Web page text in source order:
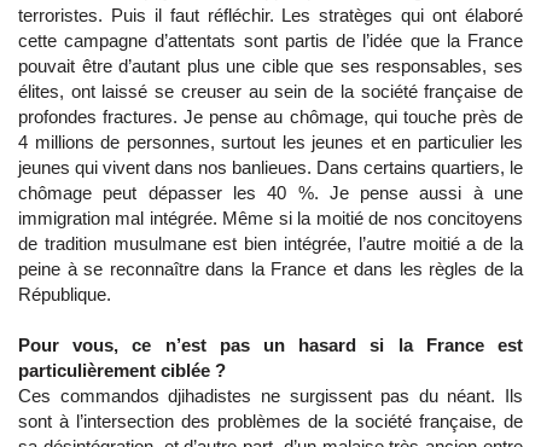
terroristes. Puis il faut réfléchir. Les stratèges qui ont élaboré
cette campagne d’attentats sont partis de l’idée que la France
pouvait être d’autant plus une cible que ses responsables, ses
élites, ont laissé se creuser au sein de la société française de
profondes fractures. Je pense au chômage, qui touche près de
4 millions de personnes, surtout les jeunes et en particulier les
jeunes qui vivent dans nos banlieues. Dans certains quartiers, le
chômage peut dépasser les 40 %. Je pense aussi à une
immigration mal intégrée. Même si la moitié de nos concitoyens
de tradition musulmane est bien intégrée, l’autre moitié a de la
peine à se reconnaître dans la France et dans les règles de la
République.
Pour vous, ce n’est pas un hasard si la France est
particulièrement ciblée ?
Ces commandos djihadistes ne surgissent pas du néant. Ils
sont à l’intersection des problèmes de la société française, de